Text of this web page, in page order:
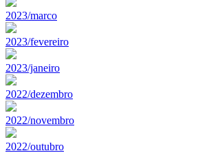
2023/marco
2023/fevereiro
2023/janeiro
2022/dezembro
2022/novembro
2022/outubro